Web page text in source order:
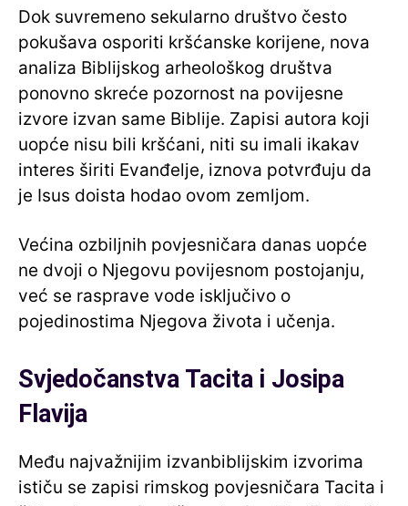
Dok suvremeno sekularno društvo često
pokušava osporiti kršćanske korijene, nova
analiza Biblijskog arheološkog društva
ponovno skreće pozornost na povijesne
izvore izvan same Biblije. Zapisi autora koji
uopće nisu bili kršćani, niti su imali ikakav
interes širiti Evanđelje, iznova potvrđuju da
je Isus doista hodao ovom zemljom.
Većina ozbiljnih povjesničara danas uopće
ne dvoji o Njegovu povijesnom postojanju,
već se rasprave vode isključivo o
pojedinostima Njegova života i učenja.
Svjedočanstva Tacita i Josipa
Flavija
Među najvažnijim izvanbiblijskim izvorima
ističu se zapisi rimskog povjesničara Tacita i